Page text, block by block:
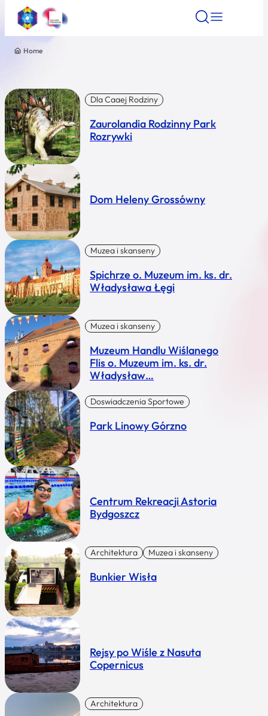
Nazwa atrakcji
Miasto
Kategoria
Home
Dla Caaej Rodziny
Zaurolandia Rodzinny Park
Rozrywki
Dom Heleny Grossówny
Muzea i skanseny
Spichrze o. Muzeum im. ks. dr.
Władysława Łęgi
Muzea i skanseny
Muzeum Handlu Wiślanego
Flis o. Muzeum im. ks. dr.
Władysław…
Doswiadczenia Sportowe
Park Linowy Górzno
Centrum Rekreacji Astoria
Bydgoszcz
Architektura Muzea i skanseny
Bunkier Wisła
Rejsy po Wiśle z Nasuta
Copernicus
Architektura